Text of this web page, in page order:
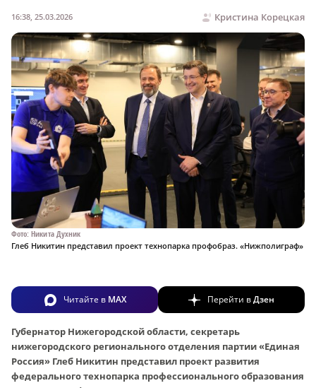
Кристина Корецкая
16:38, 25.03.2026
Фото: Никита Духник
Глеб Никитин представил проект технопарка профобраз. «Нижполиграф»
Читайте в MAX Перейти вДзен
Губернатор Нижегородской области, секретарь
нижегородского регионального отделения партии «Единая
Россия» Глеб Никитин представил проект развития
федерального технопарка профессионального образования